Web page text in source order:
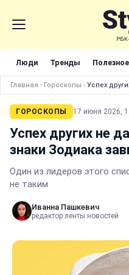
Люди Тренды Полезное
Главная › Гороскопы › Успех
ГОРОСКОПЫ 17 июня 2026,
Успех других не
знаки Зодиака
Один из лидеров этого
не таким
Иванна Пашкевич
редактор ленты новостей